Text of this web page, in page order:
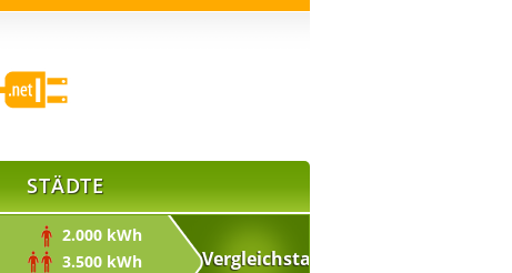
STÄDTE
2.000 kWh
3.500 kWh